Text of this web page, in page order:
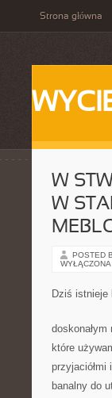
Strona główna
W
W
POSTED
WYŁĄCZONA
Dziś istnieje
które
przyjaciółmi
banalny do